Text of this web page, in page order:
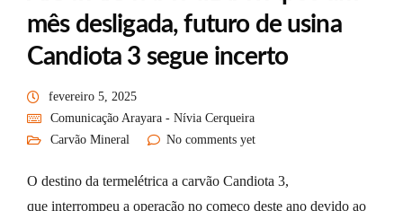
mês desligada, futuro de usina
Candiota 3 segue incerto
fevereiro 5, 2025
Comunicação Arayara - Nívia Cerqueira
Carvão Mineral
No comments yet
O destino da termelétrica a carvão Candiota 3,
que interrompeu a operação no começo deste ano devido ao